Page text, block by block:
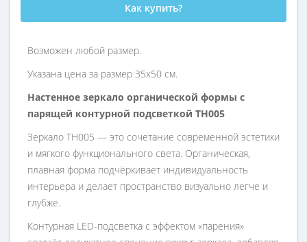
Как купить?
Возможен любой размер.
Указана цена за размер 35х50 см.
Настенное зеркало органической формы с
парящей контурной подсветкой TH005
Зеркало TH005 — это сочетание современной эстетики
и мягкого функционального света. Органическая,
плавная форма подчёркивает индивидуальность
интерьера и делает пространство визуально легче и
глубже.
Контурная LED-подсветка с эффектом «парения»